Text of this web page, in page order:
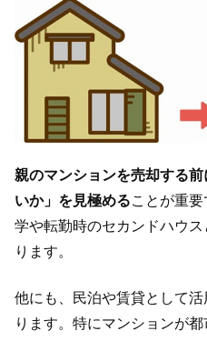
親のマンションを売却する
いか」を見極めることが重
学や転勤時のセカンドハウ
ります。
他にも、民泊や賃貸として
ります。特にマンションが